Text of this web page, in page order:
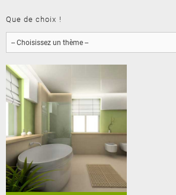
Que de choix !